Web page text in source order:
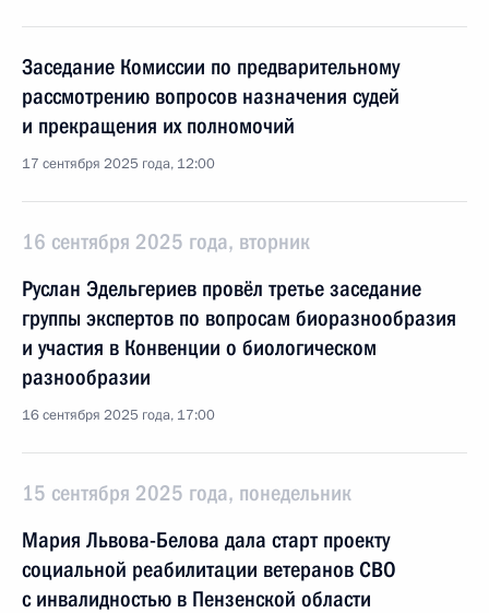
Заседание Комиссии по предварительному
рассмотрению вопросов назначения судей
и прекращения их полномочий
17 сентября 2025 года, 12:00
16 сентября 2025 года, вторник
Руслан Эдельгериев провёл третье заседание
группы экспертов по вопросам биоразнообразия
и участия в Конвенции о биологическом
разнообразии
16 сентября 2025 года, 17:00
15 сентября 2025 года, понедельник
Мария Львова-Белова дала старт проекту
социальной реабилитации ветеранов СВО
с инвалидностью в Пензенской области